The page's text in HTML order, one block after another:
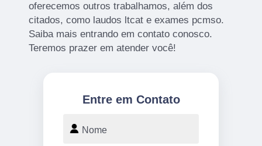
oferecemos outros trabalhamos, além dos
citados, como laudos ltcat e exames pcmso.
Saiba mais entrando em contato conosco.
Teremos prazer em atender você!
Entre em Contato